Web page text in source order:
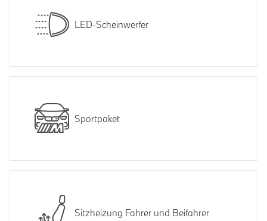
LED-Scheinwerfer
Sportpaket
Sitzheizung Fahrer und Beifahrer